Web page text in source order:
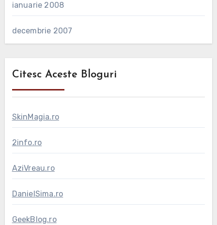
ianuarie 2008
decembrie 2007
Citesc Aceste Bloguri
SkinMagia.ro
2info.ro
AziVreau.ro
DanielSima.ro
GeekBlog.ro